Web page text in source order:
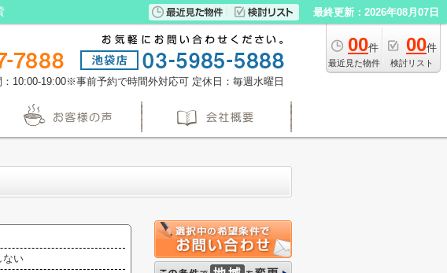
最終更新：2026年08月07日
00件
最近見た物件
00件
検討リスト
：10:00-19:00※事前予約で時間外対応可 定休日：毎週水曜日
ない